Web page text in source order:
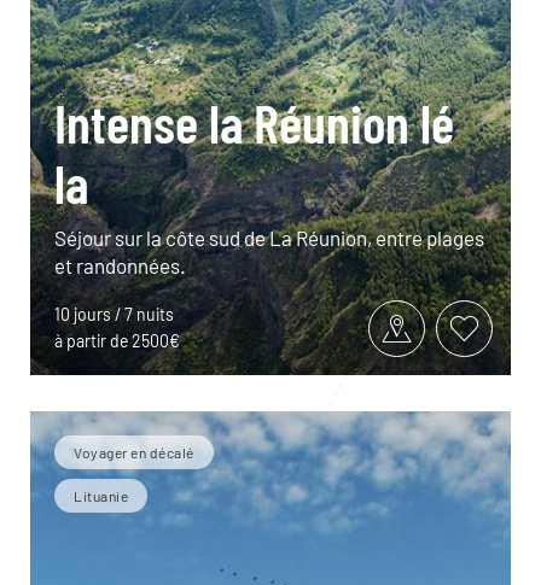
Intense la Réunion lé
la
Séjour sur la côte sud de La Réunion, entre plages
et randonnées.
10 jours / 7 nuits
à partir de 2500€
Voyager en décalé
Lituanie